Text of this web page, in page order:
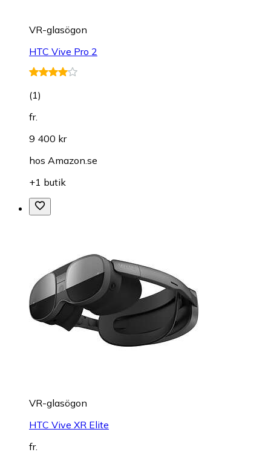
VR-glasögon
HTC Vive Pro 2
(1)
fr.
9 400 kr
hos Amazon.se
+1 butik
VR-glasögon
HTC Vive XR Elite
fr.